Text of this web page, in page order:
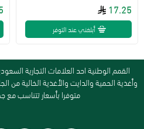
17.25
أبلغني عند التوفر
القمم الوطنية احد العلامات التجارية
وأغذية الحمية والدايت والأغذية الخالية من
متوفرا بأسعار تتناسب مع